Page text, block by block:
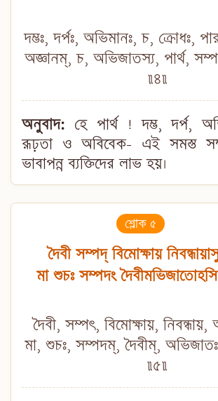
দম্ভঃ, দর্পঃ, অভিমানঃ, চ, ক্রোধঃ,
অজ্ঞানম্, চ, অভিজাতস্য, পার্থ,
॥৪॥
অনুবাদ: হে পার্থ ! দম্ভ, দর্প,
রূঢ়তা ও অবিবেক- এই সমস্ত
ভাবাপন্ন ব্যক্তিদের লাভ হয়।
শ্লোক ৫
দৈবী সম্পদ্ বিমোক্ষায়
মা শুচঃ সম্পদং
দৈবী, সম্পৎ, বিমোক্ষায়,
মা, শুচঃ, সম্পদম্, দৈবীম্,
॥৫॥